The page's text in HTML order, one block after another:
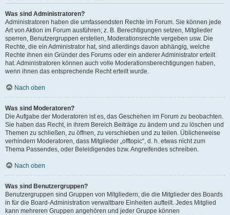
Was sind Administratoren?
Administratoren haben die umfassendsten Rechte im Forum. Sie können jede
Art von Aktion im Forum ausführen; z. B. Berechtigungen setzen, Mitglieder
sperren, Benutzergruppen erstellen, Moderationsrechte vergeben usw. Die
Rechte, die ein Administrator hat, sind allerdings davon abhängig, welche
Rechte ihnen ein Gründer des Forums oder ein anderer Administrator erteilt
hat. Administratoren können auch volle Moderationsberechtigungen haben,
wenn ihnen das entsprechende Recht erteilt wurde.
Nach oben
Was sind Moderatoren?
Die Aufgabe der Moderatoren ist es, das Geschehen im Forum zu beobachten.
Sie haben das Recht, in ihrem Bereich Beiträge zu ändern und zu löschen und
Themen zu schließen, zu öffnen, zu verschieben und zu teilen. Üblicherweise
verhindern Moderatoren, dass Mitglieder „offtopic“, d. h. etwas nicht zum
Thema Passendes, oder Beleidigendes bzw. Angreifendes schreiben.
Nach oben
Was sind Benutzergruppen?
Benutzergruppen sind Gruppen von Mitgliedern, die die Mitglieder des Boards
in für die Board-Administration verwaltbare Einheiten aufteilt. Jedes Mitglied
kann mehreren Gruppen angehören und jeder Gruppe können